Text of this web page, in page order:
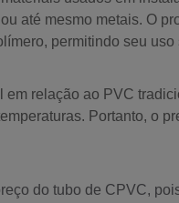
ou até mesmo metais. O
permitindo seu
relação ao PVC
Portanto, o
do tubo de CPVC,